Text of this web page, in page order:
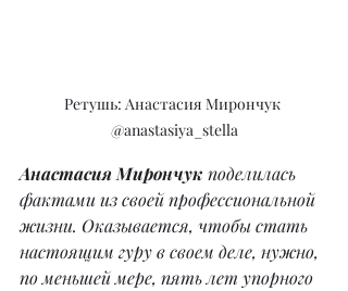
Ретушь: Анастасия Мирончук
@anastasiya_stella
Анастасия Мирончук поделилась
фактами из своей профессиональной
жизни. Оказывается, чтобы стать
настоящим гуру в своем деле, нужно,
по меньшей мере, пять лет упорного